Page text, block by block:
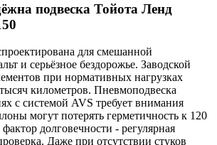
подвеска Тойота Ленд
для смешанной
и серьёзное бездорожье. Заводской
при нормативных нагрузках
километров. Пневмоподвеска
с системой AVS требует внимания
могут потерять герметичность к 120
долговечности - регулярная
Даже при отсутствии стуков